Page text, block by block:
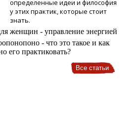
определенные идеи и философия
у этих практик, которые стоит
знать.
женщин - управление энергией
- что это такое и как
его практиковать?
Все статьи